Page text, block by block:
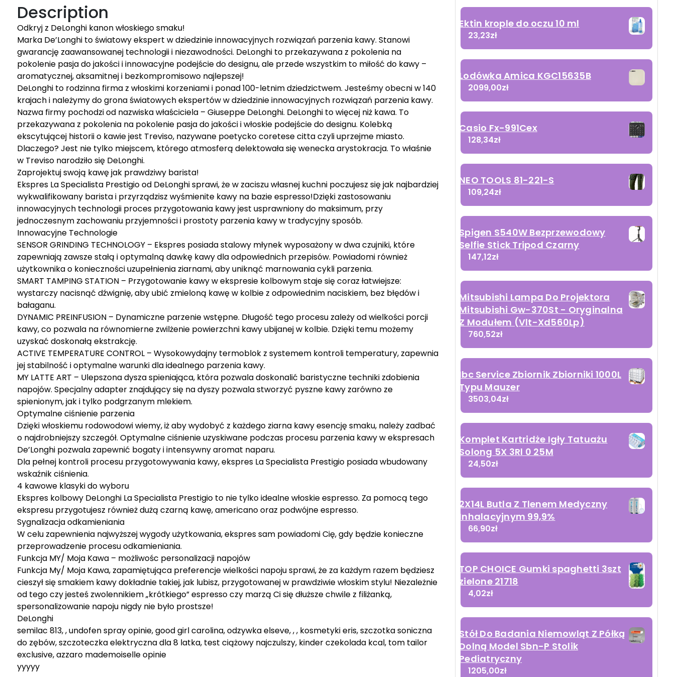
Description
Odkryj z DeLonghi kanon włoskiego smaku!
Marka De’Longhi to światowy ekspert w dziedzinie innowacyjnych rozwiązań parzenia kawy. Stanowi
gwarancję zaawansowanej technologii i niezawodności. DeLonghi to przekazywana z pokolenia na
pokolenie pasja do jakości i innowacyjne podejście do designu, ale przede wszystkim to miłość do kawy –
aromatycznej, aksamitnej i bezkompromisowo najlepszej!
DeLonghi to rodzinna firma z włoskimi korzeniami i ponad 100-letnim dziedzictwem. Jesteśmy obecni w 140
krajach i należymy do grona światowych ekspertów w dziedzinie innowacyjnych rozwiązań parzenia kawy.
Nazwa firmy pochodzi od nazwiska właściciela – Giuseppe DeLonghi. DeLonghi to więcej niż kawa. To
przekazywana z pokolenia na pokolenie pasja do jakości i włoskie podejście do designu. Kolebką
ekscytującej historii o kawie jest Treviso, nazywane poetycko coretese citta czyli uprzejme miasto.
Dlaczego? Jest nie tylko miejscem, którego atmosferą delektowała się wenecka arystokracja. To właśnie
w Treviso narodziło się DeLonghi.
Zaprojektuj swoją kawę jak prawdziwy barista!
Ekspres La Specialista Prestigio od DeLonghi sprawi, że w zaciszu własnej kuchni poczujesz się jak najbardziej
wykwalifikowany barista i przyrządzisz wyśmienite kawy na bazie espresso!Dzięki zastosowaniu
innowacyjnych technologii proces przygotowania kawy jest usprawniony do maksimum, przy
jednoczesnym zachowaniu przyjemności i prostoty parzenia kawy w tradycyjny sposób.
Innowacyjne Technologie
SENSOR GRINDING TECHNOLOGY – Ekspres posiada stalowy młynek wyposażony w dwa czujniki, które
zapewniają zawsze stałą i optymalną dawkę kawy dla odpowiednich przepisów. Powiadomi również
użytkownika o konieczności uzupełnienia ziarnami, aby uniknąć marnowania cykli parzenia.
SMART TAMPING STATION – Przygotowanie kawy w ekspresie kolbowym staje się coraz łatwiejsze:
wystarczy nacisnąć dźwignię, aby ubić zmieloną kawę w kolbie z odpowiednim naciskiem, bez błędów i
bałaganu.
DYNAMIC PREINFUSION – Dynamiczne parzenie wstępne. Długość tego procesu zależy od wielkości porcji
kawy, co pozwala na równomierne zwilżenie powierzchni kawy ubijanej w kolbie. Dzięki temu możemy
uzyskać doskonałą ekstrakcję.
ACTIVE TEMPERATURE CONTROL – Wysokowydajny termoblok z systemem kontroli temperatury, zapewnia
jej stabilność i optymalne warunki dla idealnego parzenia kawy.
MY LATTE ART – Ulepszona dysza spieniająca, która pozwala doskonalić baristyczne techniki zdobienia
napojów. Specjalny adapter znajdujący się na dyszy pozwala stworzyć pyszne kawy zarówno ze
spienionym, jak i tylko podgrzanym mlekiem.
Optymalne ciśnienie parzenia
Dzięki włoskiemu rodowodowi wiemy, iż aby wydobyć z każdego ziarna kawy esencję smaku, należy zadbać
o najdrobniejszy szczegół. Optymalne ciśnienie uzyskiwane podczas procesu parzenia kawy w ekspresach
De’Longhi pozwala zapewnić bogaty i intensywny aromat naparu.
Dla pełnej kontroli procesu przygotowywania kawy, ekspres La Specialista Prestigio posiada wbudowany
wskaźnik ciśnienia.
4 kawowe klasyki do wyboru
Ekspres kolbowy DeLonghi La Specialista Prestigio to nie tylko idealne włoskie espresso. Za pomocą tego
ekspresu przygotujesz również dużą czarną kawę, americano oraz podwójne espresso.
Sygnalizacja odkamieniania
W celu zapewnienia najwyższej wygody użytkowania, ekspres sam powiadomi Cię, gdy będzie konieczne
przeprowadzenie procesu odkamieniania.
Funkcja MY/ Moja Kawa – możliwośc personalizacji napojów
Funkcja My/ Moja Kawa, zapamiętująca preferencje wielkości napoju sprawi, że za każdym razem będziesz
cieszył się smakiem kawy dokładnie takiej, jak lubisz, przygotowanej w prawdziwie włoskim stylu! Niezależnie
od tego czy jesteś zwolennikiem „krótkiego” espresso czy marzą Ci się dłuższe chwile z filiżanką,
spersonalizowanie napoju nigdy nie było prostsze!
DeLonghi
semilac 813, , undofen spray opinie, good girl carolina, odzywka elseve, , , kosmetyki eris, szczotka soniczna
do zębów, szczoteczka elektryczna dla 8 latka, test ciążowy najczulszy, kinder czekolada kcal, tom tailor
exclusive, azzaro mademoiselle opinie
yyyyy
Ektin krople do oczu 10 ml
23,23zł
Lodówka Amica KGC15635B
2099,00zł
Casio Fx-991Cex
128,34zł
NEO TOOLS 81-221-S
109,24zł
Spigen S540W Bezprzewodowy
Selfie Stick Tripod Czarny
147,12zł
Mitsubishi Lampa Do Projektora
Mitsubishi Gw-370St - Oryginalna
Z Modułem (Vlt-Xd560Lp)
760,52zł
Ibc Service Zbiornik Zbiorniki 1000L
Typu Mauzer
3503,04zł
Komplet Kartridże Igły Tatuażu
Solong 5X 3Rl 0 25M
24,50zł
2X14L Butla Z Tlenem Medyczny
Inhalacyjnym 99,9%
66,90zł
TOP CHOICE Gumki spaghetti 3szt
zielone 21718
4,02zł
Stół Do Badania Niemowląt Z Półką
Dolną Model Sbn-P Stolik
Pediatryczny
1205,00zł